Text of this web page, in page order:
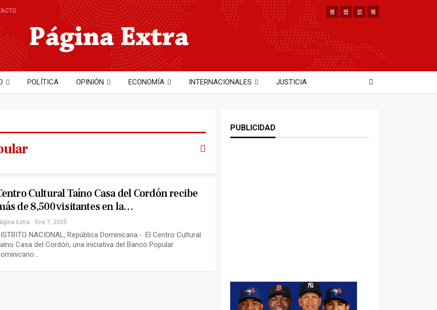
POLÍTICA OPINIÓN ECONOMÍA INTERNACIONALES JUSTICIA
Cultural Taíno Casa del Cordón recibe
de 8,500 visitantes en la…
Extra Ene 7, 2025
NACIONAL, República Dominicana.-. El Centro Cultural
Casa del Cordón, una iniciativa del Banco Popular
PUBLICIDAD